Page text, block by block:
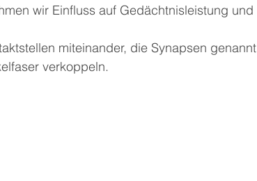
wir Einfluss auf Gedächtnisleistung und
miteinander, die Synapsen genannt
verkoppeln.